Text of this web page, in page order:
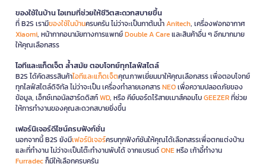
ของใช้ในบ้าน ไอเทมที่ช่วยให้ชีวิตสะดวกสบายขึ้น
ที่ B2S เรามีของใช้ในบ้านครบครัน ไม่ว่าจะเป็นกาต้มน้ำAnitech, เครื่องฟอกอากาศ
Xiaomi, หน้ากากอนามัยทางการแพทย์Double A Careและสินค้าอื่น ๆ อีกมากมาย
ให้คุณเลือกสรร
ไอทีและแก็ดเจ็ต ล้ำสมัย ตอบโจทย์ทุกไลฟ์สไตล์
B2S ได้คัดสรรสินค้าไอทีและแก็ดเจ็ตคุณภาพเยี่ยมมาให้คุณเลือกสรร เพื่อตอบโจทย์
ทุกไลฟ์สไตล์ดิจิทัล ไม่ว่าจะเป็น เครื่องทำลายเอกสารNEOเพื่อความปลอดภัยของ
ข้อมูล, เอ็กซ์เทอนัลฮาร์ดดิสก์WD, หรือ คีย์บอร์ดไร้สายเมาส์คอมโบGEEZERที่ช่วย
ให้การทำงานของคุณสะดวกสบายยิ่งขึ้น
เฟอร์นิเจอร์ดีไซน์ครบฟังก์ชั่น
นอกจากนี้ B2S ยังมีเฟอร์นิเจอร์ครบทุกฟังก์ชันให้คุณได้เลือกสรรเพื่อตกแต่งบ้าน
และที่ทำงาน ไม่ว่าจะเป็นโต๊ะทำงานพับได้ จากแบรนด์ONEหรือ เก้าอี้ทำงาน
Furradecก็มีให้เลือกครบครัน